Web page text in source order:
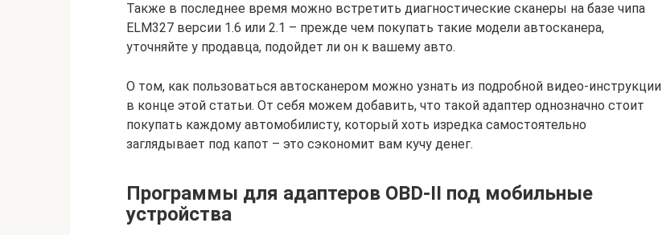
Также в последнее время можно встретить диагностические сканеры на базе чипа
ELM327 версии 1.6 или 2.1 – прежде чем покупать такие модели автосканера,
уточняйте у продавца, подойдет ли он к вашему авто.
О том, как пользоваться автосканером можно узнать из подробной видео-инструкции
в конце этой статьи. От себя можем добавить, что такой адаптер однозначно стоит
покупать каждому автомобилисту, который хоть изредка самостоятельно
заглядывает под капот – это сэкономит вам кучу денег.
Программы для адаптеров OBD-II под мобильные
устройства